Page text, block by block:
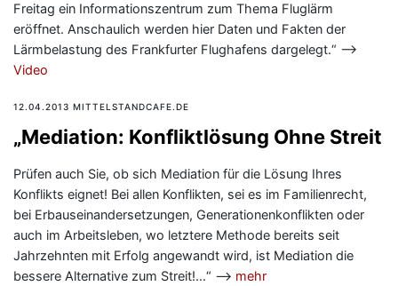
Freitag ein Informationszentrum zum Thema Fluglärm
eröffnet. Anschaulich werden hier Daten und Fakten der
Lärmbelastung des Frankfurter Flughafens dargelegt.“ —>
Video
12.04.2013 MITTELSTANDCAFE.DE
„Mediation: Konfliktlösung Ohne Streit
Prüfen auch Sie, ob sich Mediation für die Lösung Ihres
Konflikts eignet! Bei allen Konflikten, sei es im Familienrecht,
bei Erbauseinandersetzungen, Generationenkonflikten oder
auch im Arbeitsleben, wo letztere Methode bereits seit
Jahrzehnten mit Erfolg angewandt wird, ist Mediation die
bessere Alternative zum Streit!…“ —> mehr